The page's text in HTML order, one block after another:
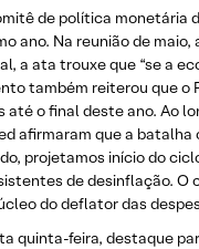
de política monetária
ano. Na reunião de
a ata trouxe que “se a
também reiterou que
até o final deste ano. Ao
afirmaram que a
projetamos início do
de desinflação. O
do deflator das
quinta-feira, destaque